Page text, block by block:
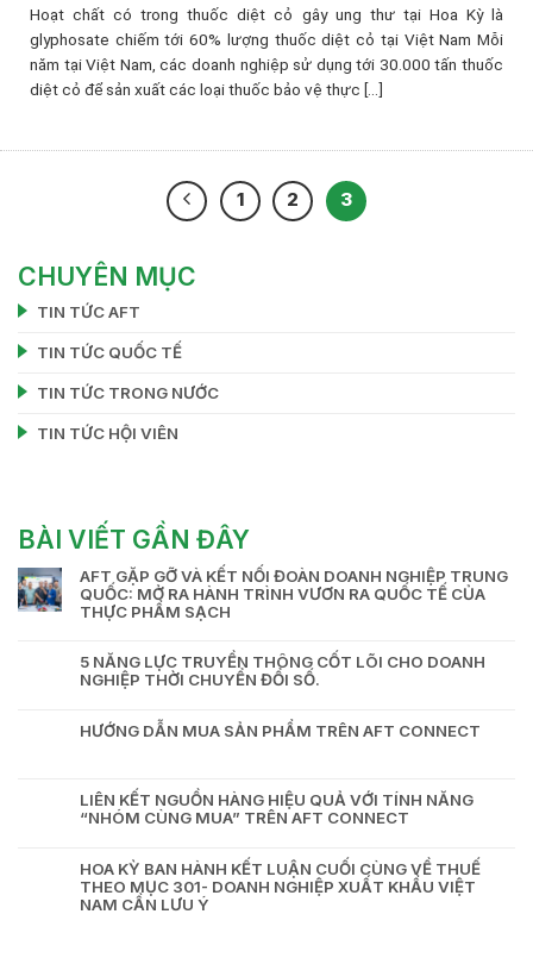
Hoạt chất có trong thuốc diệt cỏ gây ung thư tại Hoa Kỳ là
glyphosate chiếm tới 60% lượng thuốc diệt cỏ tại Việt Nam Mỗi
năm tại Việt Nam, các doanh nghiệp sử dụng tới 30.000 tấn thuốc
diệt cỏ để sản xuất các loại thuốc bảo vệ thực [...]
1 2 3
CHUYÊN MỤC
TIN TỨC AFT
TIN TỨC QUỐC TẾ
TIN TỨC TRONG NƯỚC
TIN TỨC HỘI VIÊN
BÀI VIẾT GẦN ĐÂY
AFT GẶP GỠ VÀ KẾT NỐI ĐOÀN DOANH NGHIỆP TRUNG
QUỐC: MỞ RA HÀNH TRÌNH VƯƠN RA QUỐC TẾ CỦA
THỰC PHẨM SẠCH
5 NĂNG LỰC TRUYỀN THÔNG CỐT LÕI CHO DOANH
NGHIỆP THỜI CHUYỂN ĐỔI SỐ.
HƯỚNG DẪN MUA SẢN PHẨM TRÊN AFT CONNECT
LIÊN KẾT NGUỒN HÀNG HIỆU QUẢ VỚI TÍNH NĂNG
“NHÓM CÙNG MUA” TRÊN AFT CONNECT
HOA KỲ BAN HÀNH KẾT LUẬN CUỐI CÙNG VỀ THUẾ
THEO MỤC 301- DOANH NGHIỆP XUẤT KHẨU VIỆT
NAM CẦN LƯU Ý